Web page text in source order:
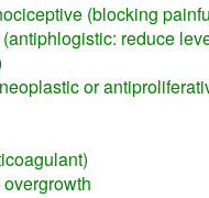
(blocking
reduce
or